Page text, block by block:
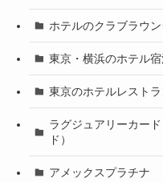
ホテルのクラブラウン
東京・横浜のホテル
東京のホテルレストラ
ラグジュアリーカー
ド）
アメックスプラチナ